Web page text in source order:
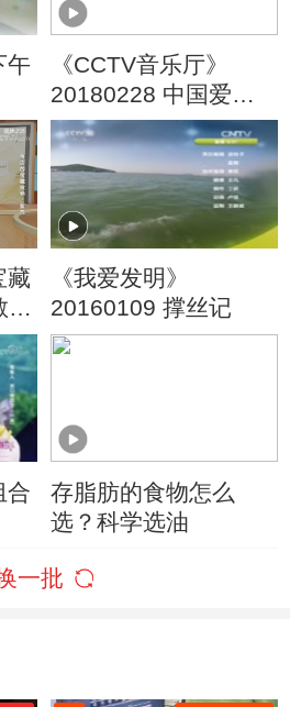
午
《CCTV音乐厅》
20180228 中国爱乐
乐团2017—2018音乐
季音乐会（上）
藏
寒
《我爱发明》
20160109 撑丝记
合
存脂肪的食物怎么
选？科学选油
一批